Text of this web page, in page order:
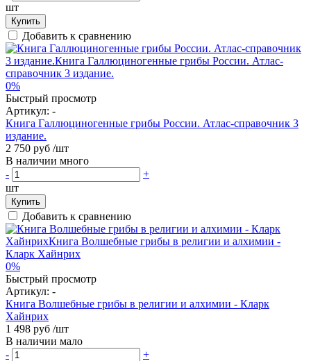
шт
Купить
Добавить к сравнению
0%
Быстрый просмотр
Артикул: -
Книга Галлюциногенные грибы России. Атлас-справочник 3
издание.
2 750 руб /шт
В наличии много
-
+
шт
Купить
Добавить к сравнению
0%
Быстрый просмотр
Артикул: -
Книга Волшебные грибы в религии и алхимии - Кларк
Хайнрих
1 498 руб /шт
В наличии мало
-
+